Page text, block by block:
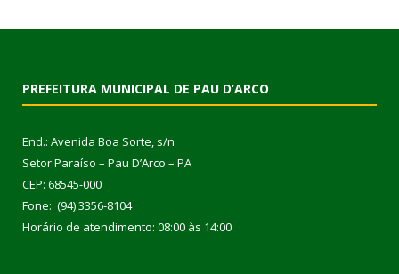
PREFEITURA MUNICIPAL DE PAU D’ARCO
End.: Avenida Boa Sorte, s/n
Setor Paraíso – Pau D’Arco – PA
CEP: 68545-000
Fone: (94) 3356-8104
Horário de atendimento: 08:00 às 14:00